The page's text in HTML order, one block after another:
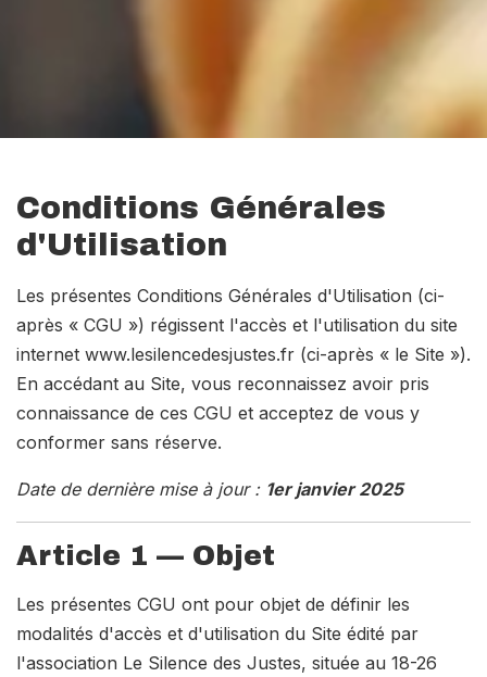
Conditions Générales
d'Utilisation
Les présentes Conditions Générales d'Utilisation (ci-
après « CGU ») régissent l'accès et l'utilisation du site
internet www.lesilencedesjustes.fr (ci-après « le Site »).
En accédant au Site, vous reconnaissez avoir pris
connaissance de ces CGU et acceptez de vous y
conformer sans réserve.
Date de dernière mise à jour : 1er janvier 2025
Article 1 — Objet
Les présentes CGU ont pour objet de définir les
modalités d'accès et d'utilisation du Site édité par
l'association Le Silence des Justes, située au 18-26